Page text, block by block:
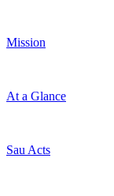
Mission
At a Glance
Sau Acts